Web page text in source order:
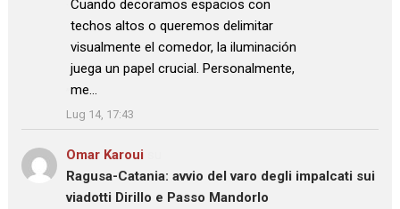
Cuando decoramos espacios con
techos altos o queremos delimitar
visualmente el comedor, la iluminación
juega un papel crucial. Personalmente,
me…
”
Lug 14, 17:43
Omar Karoui
Ragusa-Catania: avvio del varo degli impalcati sui
viadotti Dirillo e Passo Mandorlo